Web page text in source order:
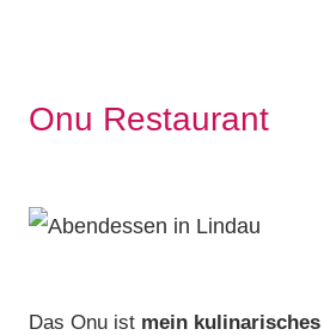
Onu Restaurant
Das Onu ist mein